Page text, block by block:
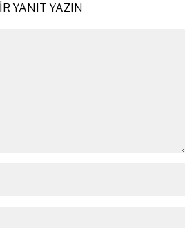
YANIT YAZIN